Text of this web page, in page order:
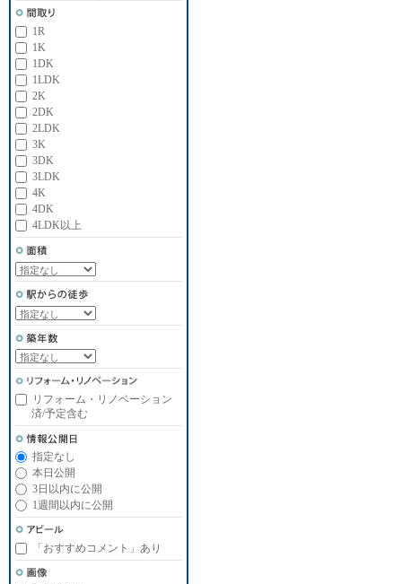
1R
1K
1DK
1LDK
2K
2DK
2LDK
3K
3DK
3LDK
4K
4DK
4LDK以上
リフォーム・リノベーション
済/予定含む
指定なし
本日公開
3日以内に公開
1週間以内に公開
「おすすめコメント」あり